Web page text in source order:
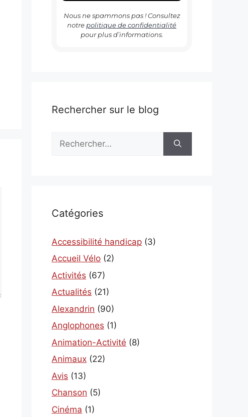
Nous ne spammons pas ! Consultez
notre politique de confidentialité
pour plus d’informations.
Rechercher sur le blog
Catégories
Accessibilité handicap (3)
Accueil Vélo (2)
Activités (67)
Actualités (21)
Alexandrin (90)
Anglophones (1)
Animation-Activité (8)
Animaux (22)
Avis (13)
Chanson (5)
Cinéma (1)